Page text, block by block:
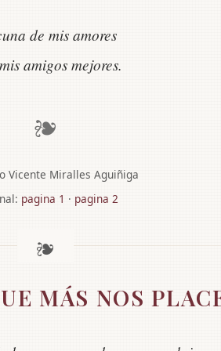
de mis amores
amigos mejores.
❧
Vicente Miralles Aguiñiga
pagina 1 · pagina 2
MÁS NOS